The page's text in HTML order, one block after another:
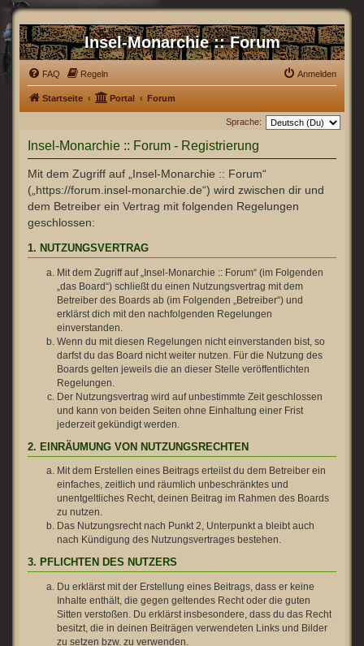
Insel-Monarchie :: Forum
FAQ Regeln Anmelden
Startseite Portal Forum
Sprache:
Insel-Monarchie :: Forum - Registrierung
Mit dem Zugriff auf „Insel-Monarchie :: Forum“
(„https://forum.insel-monarchie.de“) wird zwischen dir und
dem Betreiber ein Vertrag mit folgenden Regelungen
geschlossen:
1. NUTZUNGSVERTRAG
Mit dem Zugriff auf „Insel-Monarchie :: Forum“ (im Folgenden
„das Board“) schließt du einen Nutzungsvertrag mit dem
Betreiber des Boards ab (im Folgenden „Betreiber“) und
erklärst dich mit den nachfolgenden Regelungen
einverstanden.
Wenn du mit diesen Regelungen nicht einverstanden bist, so
darfst du das Board nicht weiter nutzen. Für die Nutzung des
Boards gelten jeweils die an dieser Stelle veröffentlichten
Regelungen.
Der Nutzungsvertrag wird auf unbestimmte Zeit geschlossen
und kann von beiden Seiten ohne Einhaltung einer Frist
jederzeit gekündigt werden.
2. EINRÄUMUNG VON NUTZUNGSRECHTEN
Mit dem Erstellen eines Beitrags erteilst du dem Betreiber ein
einfaches, zeitlich und räumlich unbeschränktes und
unentgeltliches Recht, deinen Beitrag im Rahmen des Boards
zu nutzen.
Das Nutzungsrecht nach Punkt 2, Unterpunkt a bleibt auch
nach Kündigung des Nutzungsvertrages bestehen.
3. PFLICHTEN DES NUTZERS
Du erklärst mit der Erstellung eines Beitrags, dass er keine
Inhalte enthält, die gegen geltendes Recht oder die guten
Sitten verstoßen. Du erklärst insbesondere, dass du das Recht
besitzt, die in deinen Beiträgen verwendeten Links und Bilder
zu setzen bzw. zu verwenden.